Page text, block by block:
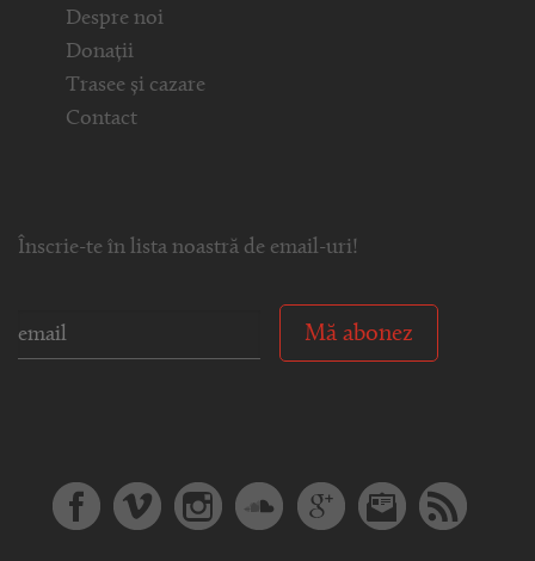
Despre noi
Donații
Trasee și cazare
Contact
Înscrie-te în lista noastră de email-uri!
Mă abonez